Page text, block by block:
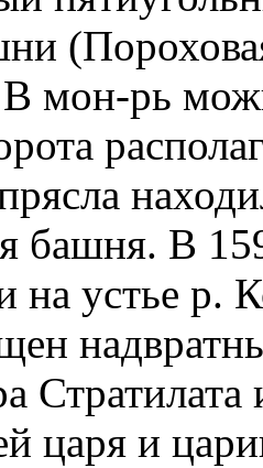
мон-рь
башня. В
устье р.
царя и